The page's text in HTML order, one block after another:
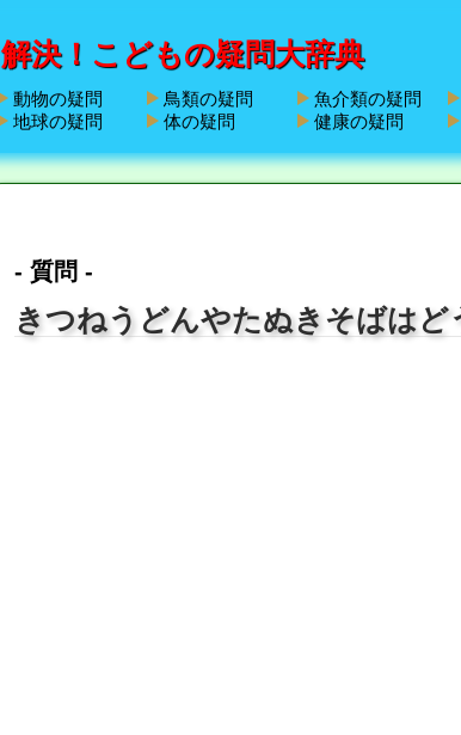
解決！こどもの疑問大辞典
動物の疑問 鳥類の疑問 魚介類の疑問
地球の疑問
体の疑問 健康の疑問
- 質問 -
きつねうどんやたぬきそばは